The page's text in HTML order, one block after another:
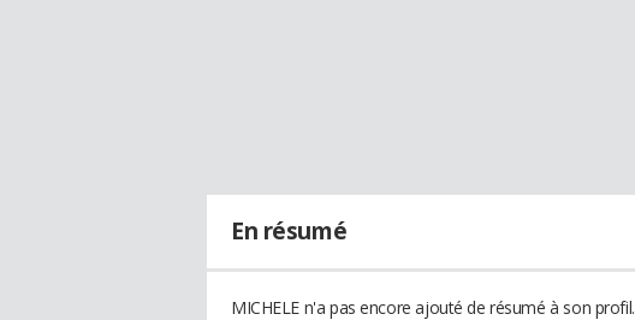
En résumé
MICHELE n'a pas encore ajouté de résumé à son profil.